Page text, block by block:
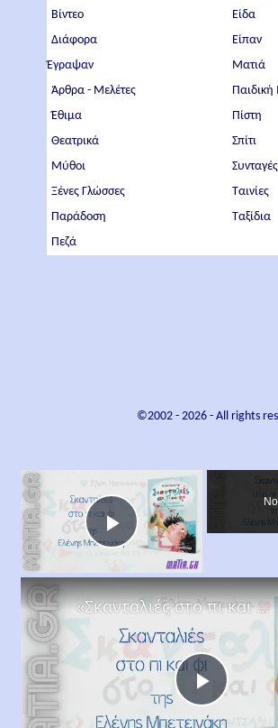
Βίντεο
Διάφορα
Έγραψαν
Άρθρα - Μελέτες
Έθιμα
Θεατρικά
Μύθοι
Ξένες Γλώσσες
Παράδοση
Πεζά
Είδα
Είπαν
Ματιά
Πίστη
Σπίτι
Συνταγές
Ταινίες
Ταξίδια
©2002 - 2026- All rights
×
Play
Video
Play
«Σκανταλιές στο πι και φι», Ελένη Μπετεινάκη